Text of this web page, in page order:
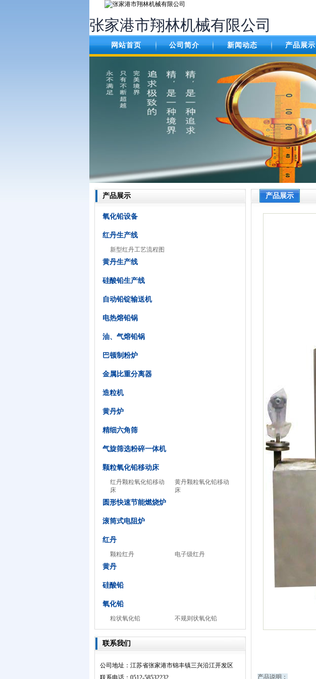
张家港市翔林机械有限公司
网站首页 公司简介 新闻动态 产品展示
产品展示
产品说明：
产品展示
氧化铅设备
红丹生产线
新型红丹工艺流程图
黄丹生产线
硅酸铅生产线
自动铅锭输送机
电热熔铅锅
油、气熔铅锅
巴顿制粉炉
金属比重分离器
造粒机
黄丹炉
精细六角筛
气旋筛选粉碎一体机
颗粒氧化铅移动床
红丹颗粒氧化铅移动
床
黄丹颗粒氧化铅移动
床
圆形快速节能燃烧炉
滚筒式电阻炉
红丹
颗粒红丹 电子级红丹
黄丹
硅酸铅
氧化铅
粒状氧化铅 不规则状氧化铅
联系我们
公司地址：江苏省张家港市锦丰镇三兴沿江开发区
联系电话：0512-58532232